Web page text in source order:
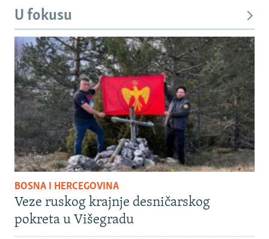
U fokusu
BOSNA I HERCEGOVINA
Veze ruskog krajnje desničarskog
pokreta u Višegradu